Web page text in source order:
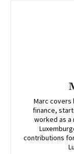
Marc covers
finance,
worked as a
contributions for